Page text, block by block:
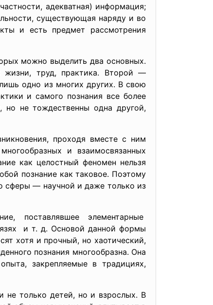
адекватная) информация;
существующая наряду и во
и есть предмет рассмотрения
можно выделить два основных.
жизни, труд, практика. Второй —
одно из многих других. В свою
и самого познания все более
не тождественны одна другой,
проходя вместе с ним
и взаимосвязанных
как целостный феномен нельзя
познание как таковое. Поэтому
сферы — научной и даже только из
поставлявшее элементарные
и т. д. Основой данной формы
хотя и прочный, но хаотический,
познания многообразна. Она
закрепляемые в традициях,
не только детей, но и взрослых. В